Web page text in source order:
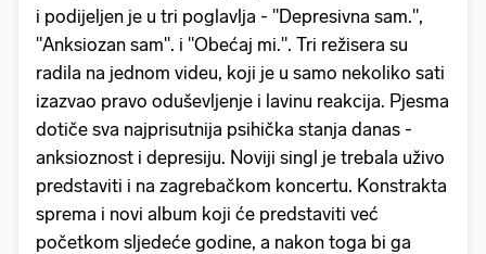
i podijeljen je u tri poglavlja - "Depresivna sam.",
"Anksiozan sam". i "Obećaj mi.". Tri režisera su
radila na jednom videu, koji je u samo nekoliko sati
izazvao pravo oduševljenje i lavinu reakcija. Pjesma
dotiče sva najprisutnija psihička stanja danas -
anksioznost i depresiju. Noviji singl je trebala uživo
predstaviti i na zagrebačkom koncertu. Konstrakta
sprema i novi album koji će predstaviti već
početkom sljedeće godine, a nakon toga bi ga